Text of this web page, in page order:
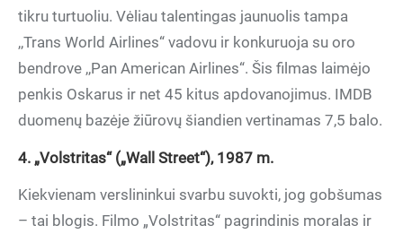
tikru turtuoliu. Vėliau talentingas jaunuolis tampa
,,Trans World Airlines“ vadovu ir konkuruoja su oro
bendrove ,,Pan American Airlines“. Šis filmas laimėjo
penkis Oskarus ir net 45 kitus apdovanojimus. IMDB
duomenų bazėje žiūrovų šiandien vertinamas 7,5 balo.
4. „Volstritas“ („Wall Street“), 1987 m.
Kiekvienam verslininkui svarbu suvokti, jog gobšumas
– tai blogis. Filmo „Volstritas“ pagrindinis moralas ir